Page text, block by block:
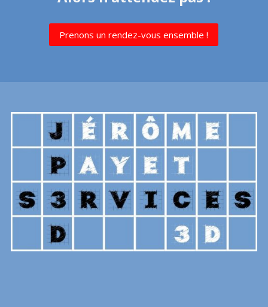
Prenons un rendez-vous ensemble !